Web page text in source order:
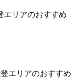
リアのおすすめ
エリアのおすすめ